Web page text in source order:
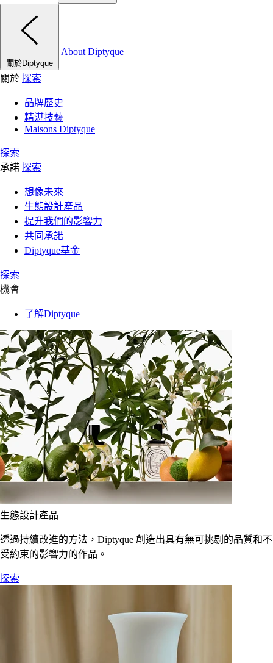
關於Diptyque
About Diptyque
關於 探索
品牌歷史
精湛技藝
Maisons Diptyque
探索
承諾 探索
想像未來
生態設計產品
提升我們的影響力
共同承諾
Diptyque基金
探索
機會
了解Diptyque
生態設計產品
透過持續改進的方法，Diptyque 創造出具有無可挑剔的品質和不
受約束的影響力的作品。
探索